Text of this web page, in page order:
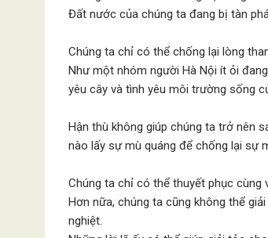
Đất nước của chúng ta đang bị tàn
Chúng ta chỉ có thể chống lại lòng
Như một nhóm người Hà Nội ít ỏi
yêu cây và tình yêu môi trường sống
Hận thù không giúp chúng ta trở nên
nào lấy sự mù quáng để chống lại sự
Chúng ta chỉ có thể thuyết phục cùng
Hơn nữa, chúng ta cũng không thể
nghiệt.